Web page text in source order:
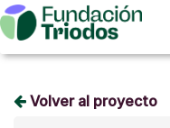
Volver al proyecto